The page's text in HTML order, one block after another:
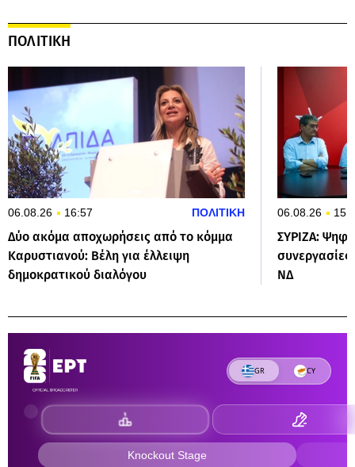
ΠΟΛΙΤΙΚΗ
06.08.26 16:57 ΠΟΛΙΤΙΚΗ
Δύο ακόμα αποχωρήσεις από το κόμμα
Καρυστιανού: Βέλη για έλλειψη
δημοκρατικού διαλόγου
06.08.26
ΣΥΡΙΖΑ:
ΝΔ